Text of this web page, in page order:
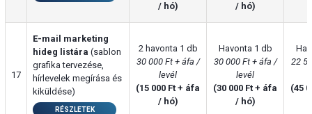
/ hó)
/ hó)
17
E-mail marketing
hideg listára (sablon
grafika tervezése,
hírlevelek megírása és
kiküldése)
RÉSZLETEK
2 havonta 1 db
30 000 Ft + áfa /
levél
(15 000 Ft + áfa
/ hó)
Havonta 1 db
30 000 Ft + áfa /
levél
(30 000 Ft + áfa
/ hó)
22
(45